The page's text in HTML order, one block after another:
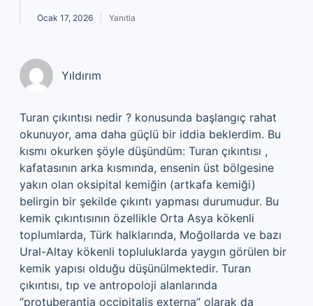
Ocak 17, 2026 Yanıtla
Yıldırım
Turan çıkıntısı nedir ? konusunda başlangıç rahat
okunuyor, ama daha güçlü bir iddia beklerdim. Bu
kısmı okurken şöyle düşündüm: Turan çıkıntısı ,
kafatasının arka kısmında, ensenin üst bölgesine
yakın olan oksipital kemiğin (artkafa kemiği)
belirgin bir şekilde çıkıntı yapması durumudur. Bu
kemik çıkıntısının özellikle Orta Asya kökenli
toplumlarda, Türk halklarında, Moğollarda ve bazı
Ural-Altay kökenli topluluklarda yaygın görülen bir
kemik yapısı olduğu düşünülmektedir. Turan
çıkıntısı, tıp ve antropoloji alanlarında
“protuberantia occipitalis externa” olarak da